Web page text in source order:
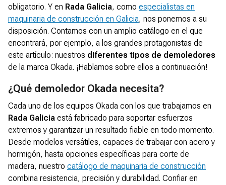
obligatorio. Y en Rada Galicia, como especialistas en
maquinaria de construcción en Galicia, nos ponemos a su
disposición. Contamos con un amplio catálogo en el que
encontrará, por ejemplo, a los grandes protagonistas de
este artículo: nuestros diferentes tipos de demoledores
de la marca Okada. ¡Hablamos sobre ellos a continuación!
¿Qué demoledor Okada necesita?
Cada uno de los equipos Okada con los que trabajamos en
Rada Galicia está fabricado para soportar esfuerzos
extremos y garantizar un resultado fiable en todo momento.
Desde modelos versátiles, capaces de trabajar con acero y
hormigón, hasta opciones específicas para corte de
madera, nuestro catálogo de maquinaria de construcción
combina resistencia, precisión y durabilidad. Confiar en